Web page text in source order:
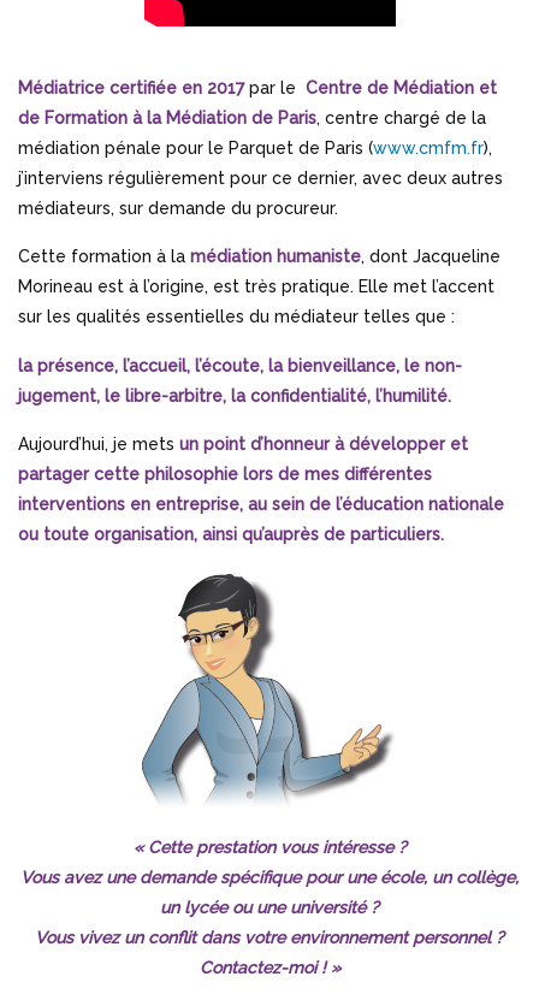
Médiatrice certifiée en 2017par le Centre de Médiation et
de Formation à la Médiation de Paris, centre chargé de la
médiation pénale pour le Parquet de Paris (www.cmfm.fr),
j’interviens régulièrement pour ce dernier, avec deux autres
médiateurs, sur demande du procureur.
Cette formation à la médiation humaniste, dont Jacqueline
Morineau est à l’origine, est très pratique. Elle met l’accent
sur les qualités essentielles du médiateur telles que :
la présence, l’accueil, l’écoute, la bienveillance, le non-
jugement, le libre-arbitre, la confidentialité, l’humilité.
Aujourd’hui, je mets un point d’honneur à développer et
partager cette philosophie lors de mes différentes
interventions en entreprise, au sein de l’éducation nationale
ou toute organisation, ainsi qu’auprès de particuliers.
« Cette prestation vous intéresse ?
Vous avez une demande spécifique pour une école, un collège,
un lycée ou une université ?
Vous vivez un conflit dans votre environnement personnel ?
Contactez-moi! »